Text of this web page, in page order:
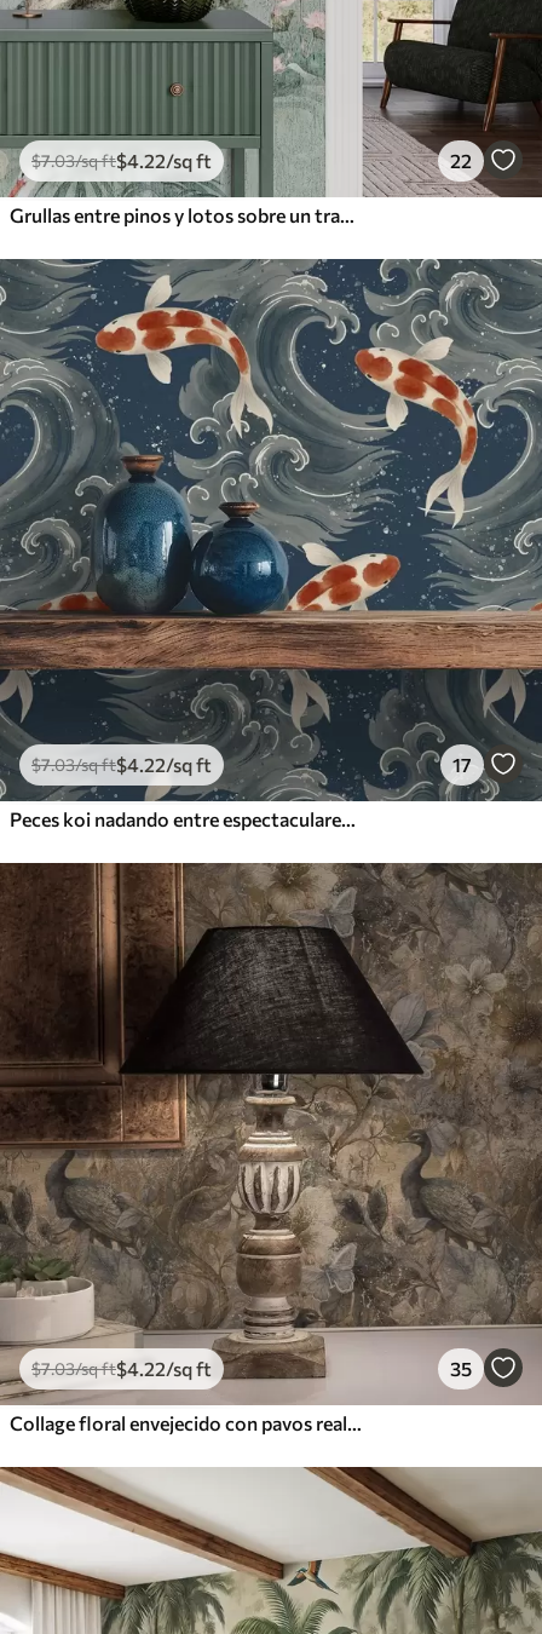
$7.03/sq ft$4.22/sq ft 22
Grullas entre pinos y lotos sobre un tranquilo fondo verde
$7.03/sq ft$4.22/sq ft 17
Peces koi nadando entre espectaculares olas oceánicas
$7.03/sq ft$4.22/sq ft 35
Collage floral envejecido con pavos reales y mariposas